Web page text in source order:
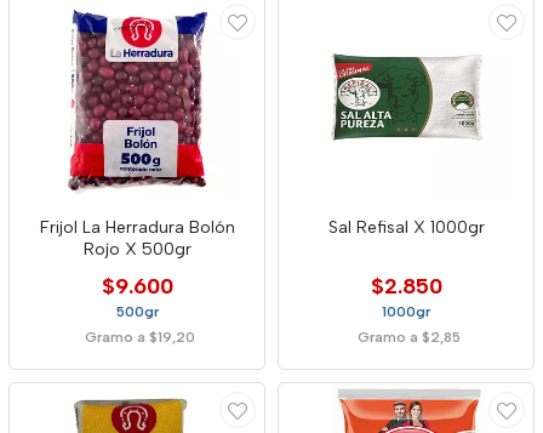
Frijol La Herradura Bolón
Rojo X 500gr
$9.600
500gr
Gramo a $19,20
Sal Refisal X 1000gr
$2.850
1000gr
Gramo a $2,85